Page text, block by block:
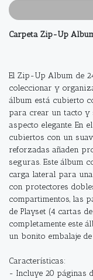
Carpeta Zip-Up
El Zip-Up Album de
coleccionar y
álbum está cubierto
para crear un tacto y
aspecto elegante. En
cubiertos con un
reforzadas añaden
seguras. Este álbum
carga lateral para
con protectores
compartimentos, las
de Playset (4 cartas
completamente este
un bonito embalaje
Características:
- Incluye 20 páginas